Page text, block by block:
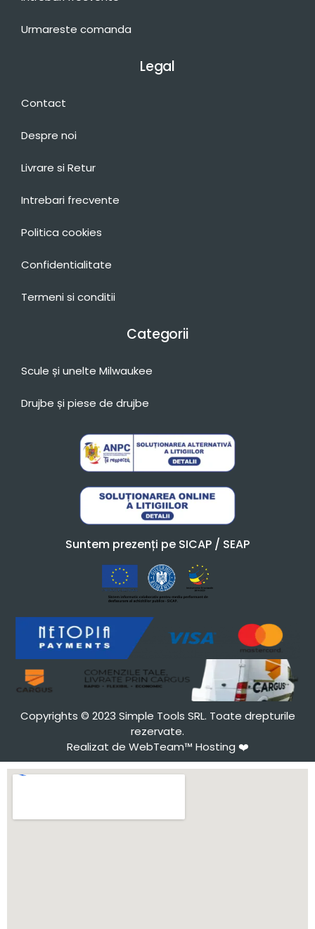
Urmareste comanda
Legal
Contact
Despre noi
Livrare si Retur
Intrebari frecvente
Politica cookies
Confidentialitate
Termeni si conditii
Categorii
Scule și unelte Milwaukee
Drujbe și piese de drujbe
Suntem prezenți pe SICAP / SEAP
Copyrights © 2023 Simple Tools SRL. Toate drepturile
rezervate.
Realizat de WebTeam™ Hosting ❤️